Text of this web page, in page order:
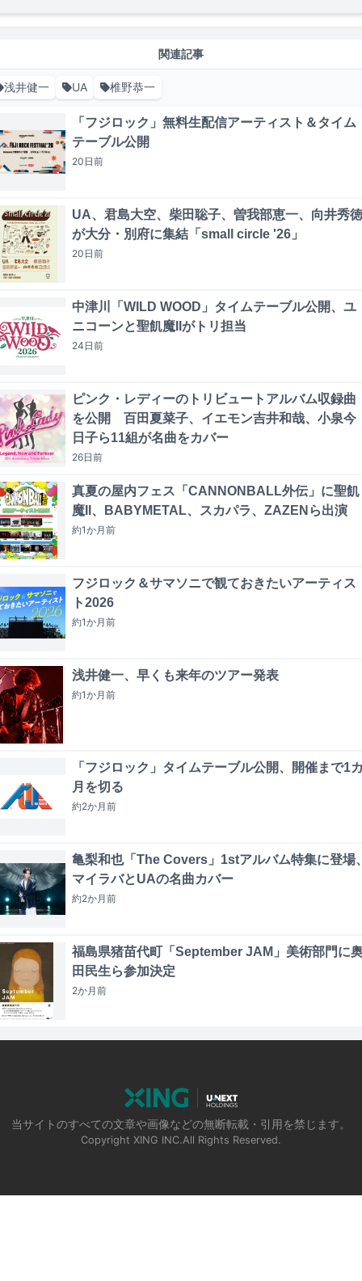
関連記事
浅井健一 UA 椎野恭一
「フジロック」無料生配信アーティスト＆タイム
テーブル公開
20日前
UA、君島大空、柴田聡子、曽我部恵一、向井秀徳
が大分・別府に集結「small circle '26」
20日前
中津川「WILD WOOD」タイムテーブル公開、ユ
ニコーンと聖飢魔IIがトリ担当
24日前
ピンク・レディーのトリビュートアルバム収録曲
を公開 百田夏菜子、イエモン吉井和哉、小泉今
日子ら11組が名曲をカバー
26日前
真夏の屋内フェス「CANNONBALL外伝」に聖飢
魔II、BABYMETAL、スカパラ、ZAZENら出演
約1か月前
フジロック＆サマソニで観ておきたいアーティス
ト2026
約1か月前
浅井健一、早くも来年のツアー発表
約1か月前
「フジロック」タイムテーブル公開、開催まで1
月を切る
約2か月前
亀梨和也「The Covers」1stアルバム特集に登場
マイラバとUAの名曲カバー
約2か月前
福島県猪苗代町「September JAM」美術部門に
田民生ら参加決定
2か月前
当サイトのすべての文章や画像などの無断転載・引用を禁じます。
Copyright XING INC.All Rights Reserved.